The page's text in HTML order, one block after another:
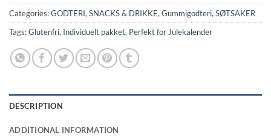
Categories:GODTERI, SNACKS & DRIKKE, Gummigodteri, SØTSAKER
Tags:Glutenfri, Individuelt pakket, Perfekt for Julekalender
DESCRIPTION
ADDITIONAL INFORMATION